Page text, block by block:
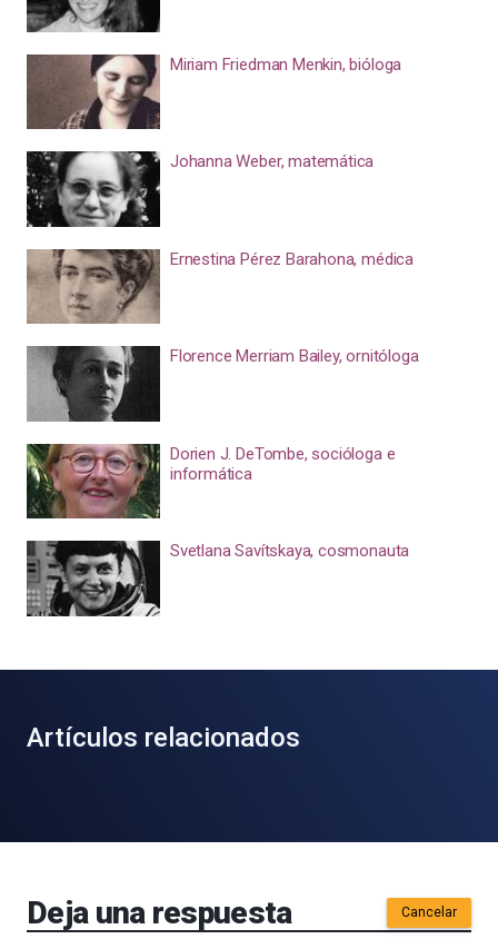
Miriam Friedman Menkin, bióloga
Johanna Weber, matemática
Ernestina Pérez Barahona, médica
Florence Merriam Bailey, ornitóloga
Dorien J. DeTombe, socióloga e
informática
Svetlana Savítskaya, cosmonauta
Artículos relacionados
Deja una respuesta Cancelar